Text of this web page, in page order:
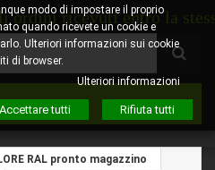
ricevuti entro la stessa
RAL pronto magazzino
modo di impostare il proprio
quando ricevete un cookie e
Ulteriori informazioni sui cookie
di browser.
Ulteriori informazioni
Accettare tutti Rifiuta tutti